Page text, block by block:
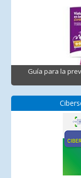
Guía para la